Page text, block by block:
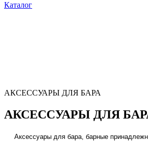
Каталог
АКСЕССУАРЫ ДЛЯ БАРА
АКСЕССУАРЫ ДЛЯ
Аксессуары для бара, барные